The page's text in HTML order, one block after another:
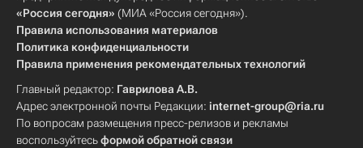
«Россия сегодня» (МИА «Россия сегодня»).
Правила использования материалов
Политика конфиденциальности
Правила применения рекомендательных технологий
Главный редактор: Гаврилова А.В.
Адрес электронной почты Редакции: internet-group@ria.ru
По вопросам размещения пресс-релизов и рекламы
воспользуйтесьформой обратной связи